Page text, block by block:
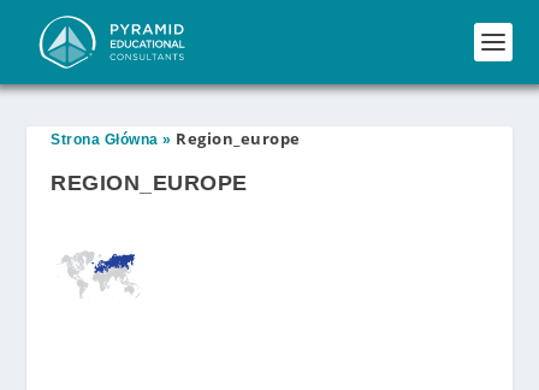
Strona Główna » Region_europe
REGION_EUROPE